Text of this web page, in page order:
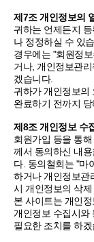
제7조 개인정보의
귀하는 언제든지
나 정정하실 수 있
경우에는 "회원정
거나, 개인정보관
겠습니다.
귀하가 개인정보의
완료하기 전까지
제8조 개인정보 수
회원가입 등을 통
께서 동의하신 내
다. 동의철회는 "마
하거나 개인정보관
시 개인정보의 삭
본 사이트는 개인
개인정보 수집시와
필요한 조치를 하겠